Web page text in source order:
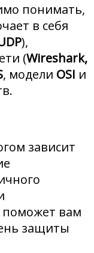
понимать,
в себя
),
(Wireshark,
, модели OSI и
зависит
поможет вам
защиты